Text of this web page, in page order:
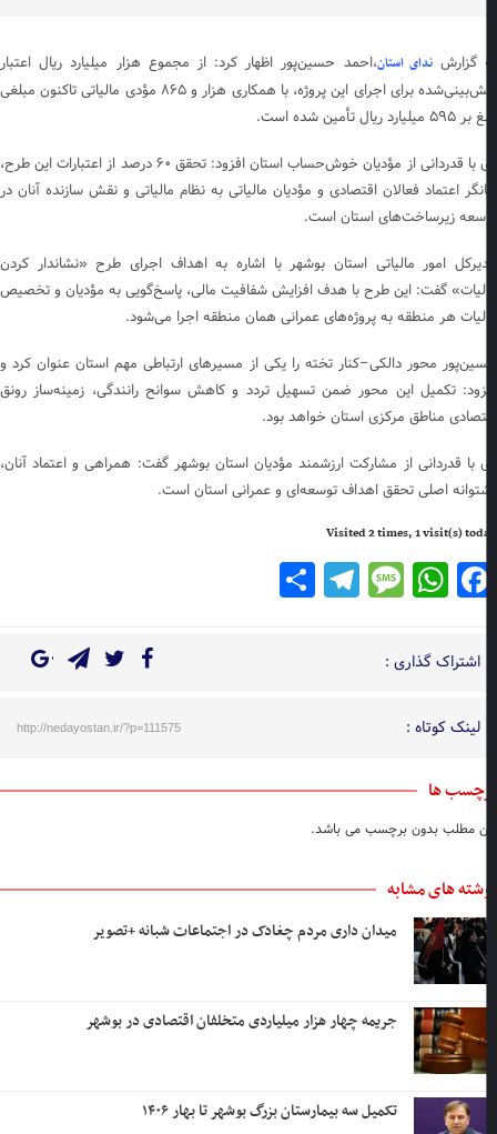
گزارشندای استان،احمد حسین‌پور اظهار کرد: از مجموع هزار میلیارد ریال اعتبار
پیش‌بینی‌شده برای اجرای این پروژه، با همکاری هزار و ۸۶۵ مؤدی مالیاتی تاکنون مبلغی
ریال تأمین شده است.
وی با قدردانی از مؤدیان خوش‌حساب استان افزود: تحقق ۶۰ درصد از اعتبارات این طرح،
اعتماد فعالان اقتصادی و مؤدیان مالیاتی به نظام مالیاتی و نقش سازنده آنان در
زیرساخت‌های استان است.
امور مالیاتی استان بوشهر با اشاره به اهداف اجرای طرح «نشاندار کردن
گفت: این طرح با هدف افزایش شفافیت مالی، پاسخ‌گویی به مؤدیان و تخصیص
هر منطقه به پروژه‌های عمرانی همان منطقه اجرا می‌شود.
محور دالکی–کنار تخته را یکی از مسیرهای ارتباطی مهم استان عنوان کرد و
تکمیل این محور ضمن تسهیل تردد و کاهش سوانح رانندگی، زمینه‌ساز رونق
مناطق مرکزی استان خواهد بود.
با قدردانی از مشارکت ارزشمند مؤدیان استان بوشهر گفت: همراهی و اعتماد آنان،
اصلی تحقق اهداف توسعه‌ای و عمرانی استان است.
Visited 2 times, 1 visit(s)
Facebook
WhatsApp
Message
Telegram
Share
اشتراک گذاری :
لینک کوتاه : http://nedayostan.ir/?p=111575
ها
مطلب بدون برچسب می باشد.
های مشابه
میدان داری مردم چغادک در اجتماعات شبانه +تصویر
جریمه چهار هزار میلیاردی متخلفان اقتصادی در بوشهر
تکمیل سه بیمارستان بزرگ بوشهر تا بهار ۱۴۰۶